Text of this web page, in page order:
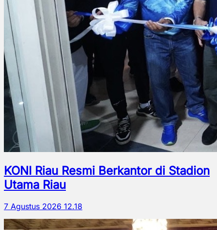
KONI Riau Resmi Berkantor di Stadion
Utama Riau
7 Agustus 2026 12.18